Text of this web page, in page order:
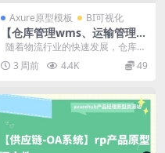
Axure原型模板 BI可视化
【仓库管理wms、运输管理t
ms】相关文档原型合集800
+篇
随着物流行业的快速发展，仓库管
理系统和运输管理系统成为了现代
物流企...
3 周前 4.4K 49